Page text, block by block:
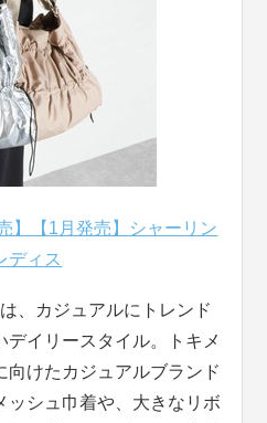
】【1月発売】シャーリン
ィス
、カジュアルにトレンド
デイリースタイル。トキメ
向けたカジュアルブランド
ッシュ巾着や、大きなリボ